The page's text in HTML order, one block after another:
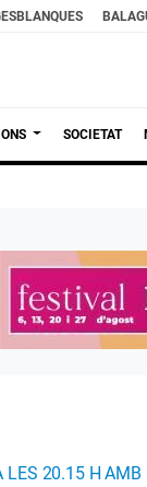
SOCIETAT
LES 20.15 H AMB